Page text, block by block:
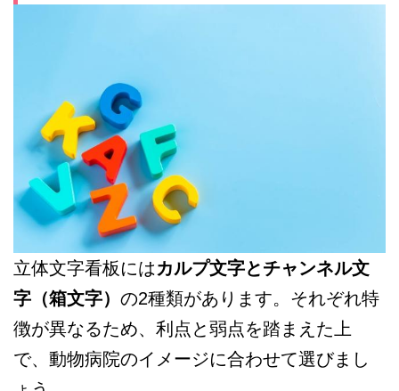
立体文字看板にはカルプ文字とチャンネル文
字（箱文字） の2種類があります。それぞれ特
徴が異なるため、利点と弱点を踏まえた上
で、動物病院のイメージに合わせて選びまし